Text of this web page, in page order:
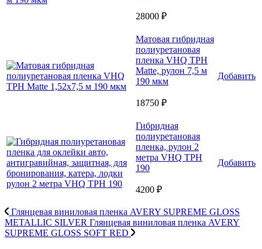
28000 ₽
Матовая гибридная
полиуретановая
пленка VHQ TPH
Matte, рулон 7,5 м
190 мкм
18750 ₽
Добавить
Гибридная
полиуретановая
пленка, рулон 2
метра VHQ TPH
190
4200 ₽
Добавить
Глянцевая виниловая пленка AVERY SUPREME GLOSS
METALLIC SILVER Глянцевая виниловая пленка AVERY
SUPREME GLOSS SOFT RED